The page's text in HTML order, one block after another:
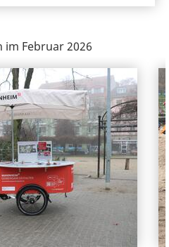
Februar 2026